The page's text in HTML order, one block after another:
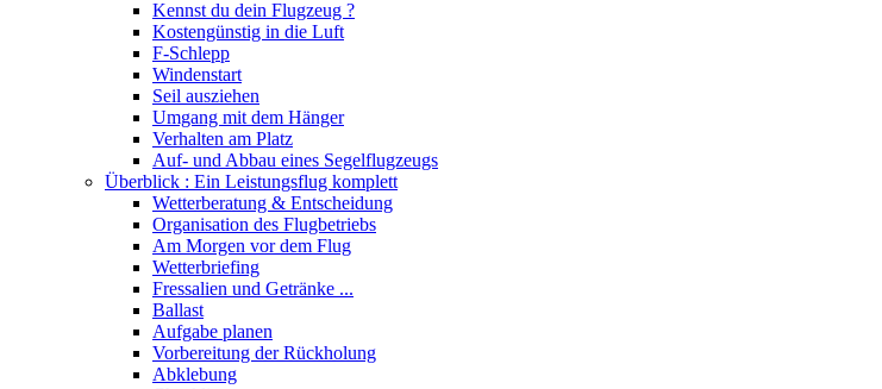
Kennst du dein Flugzeug ?
Kostengünstig in die Luft
F-Schlepp
Windenstart
Seil ausziehen
Umgang mit dem Hänger
Verhalten am Platz
Auf- und Abbau eines Segelflugzeugs
Überblick : Ein Leistungsflug komplett
Wetterberatung & Entscheidung
Organisation des Flugbetriebs
Am Morgen vor dem Flug
Wetterbriefing
Fressalien und Getränke ...
Ballast
Aufgabe planen
Vorbereitung der Rückholung
Abklebung